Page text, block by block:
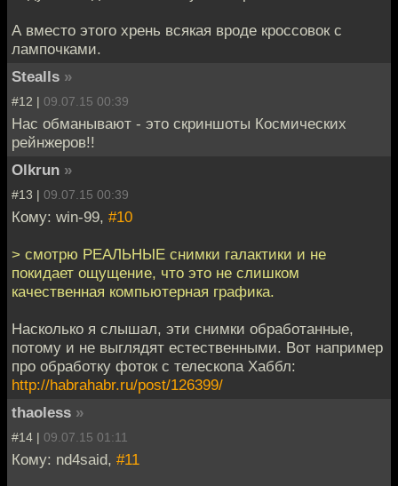
А вместо этого хрень всякая вроде кроссовок с
лампочками.
Stealls »
#12 | 09.07.15 00:39
Нас обманывают - это скриншоты Космических
рейнжеров!!
Olkrun »
#13 | 09.07.15 00:39
Кому: win-99, #10
> смотрю РЕАЛЬНЫЕ снимки галактики и не
покидает ощущение, что это не слишком
качественная компьютерная графика.
Насколько я слышал, эти снимки обработанные,
потому и не выглядят естественными. Вот например
про обработку фоток с телескопа Хаббл:
http://habrahabr.ru/post/126399/
thaoless »
#14 | 09.07.15 01:11
Кому: nd4said, #11